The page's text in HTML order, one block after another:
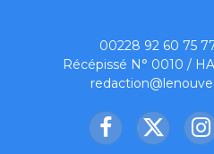
00228 92 60 75
Récépissé N° 0010 /
Facebook
X